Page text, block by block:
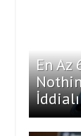
En Az